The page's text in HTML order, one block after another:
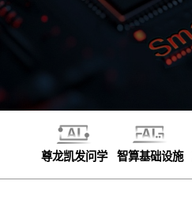
尊龙凯发问学 智算基础设施